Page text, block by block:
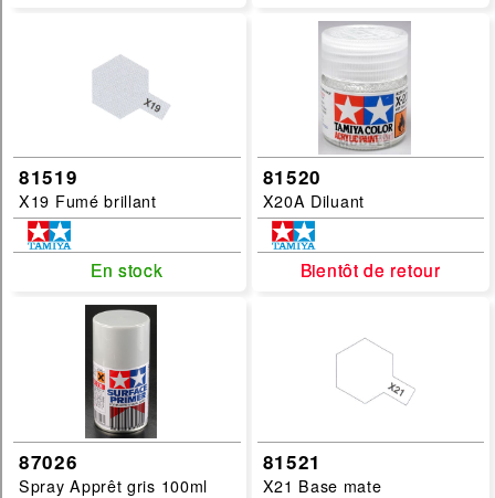
81519
X19 Fumé brillant
En stock
En stock
81520
X20A Diluant
Bientôt de retour
Bientôt de retour
87026
Spray Apprêt gris 100ml
81521
X21 Base mate